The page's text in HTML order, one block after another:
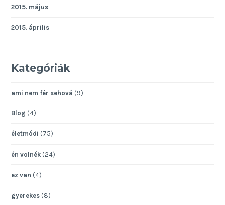
2015. május
2015. április
Kategóriák
ami nem fér sehová (9)
Blog (4)
életmódi (75)
én volnék (24)
ez van (4)
gyerekes (8)